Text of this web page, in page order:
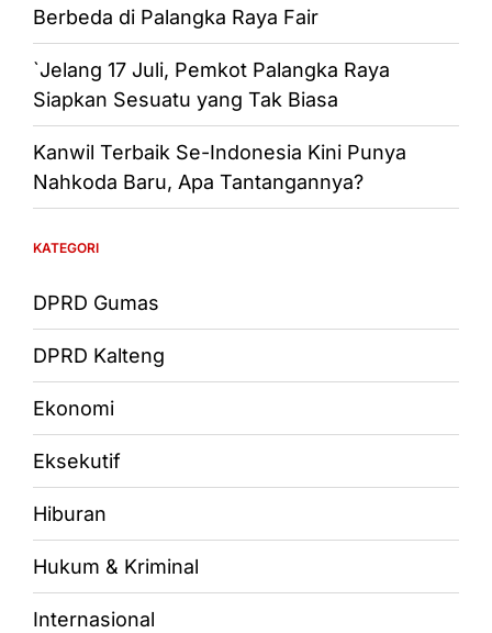
Berbeda di Palangka Raya Fair
`Jelang 17 Juli, Pemkot Palangka Raya
Siapkan Sesuatu yang Tak Biasa
Kanwil Terbaik Se-Indonesia Kini Punya
Nahkoda Baru, Apa Tantangannya?
KATEGORI
DPRD Gumas
DPRD Kalteng
Ekonomi
Eksekutif
Hiburan
Hukum & Kriminal
Internasional